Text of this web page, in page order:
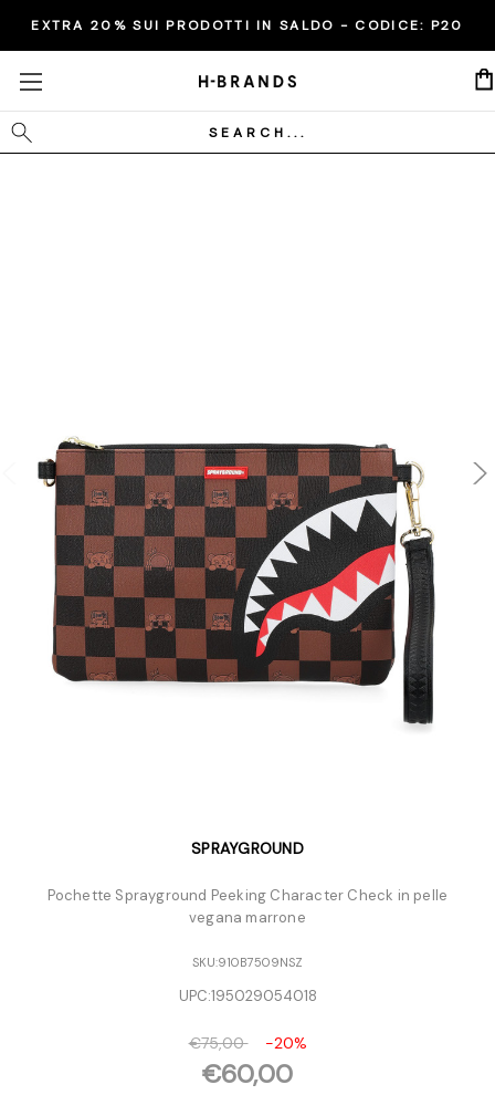
EXTRA 20% SUI PRODOTTI IN SALDO - CODICE: P20
Cerca
SPRAYGROUND
Pochette Sprayground Peeking Character Check in pelle
vegana marrone
SKU:910B7509NSZ
UPC:195029054018
€75,00 -20%
€60,00